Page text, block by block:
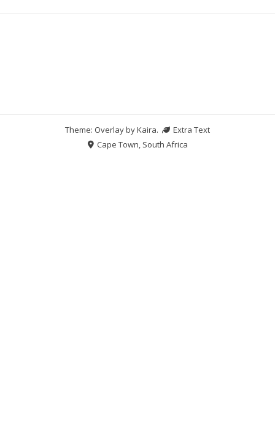
Theme: Overlay byKaira.
Extra Text
Cape Town, South Africa